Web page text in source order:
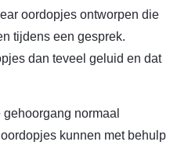
oordopjes ontworpen die
tijdens een gesprek.
dan teveel geluid en dat
normaal
kunnen met behulp